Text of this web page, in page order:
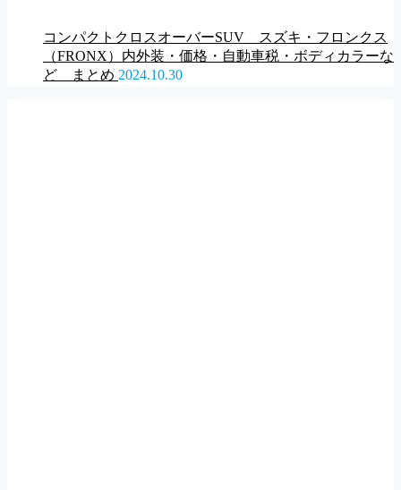
コンパクトクロスオーバーSUV スズキ・フロンクス
（FRONX）内外装・価格・自動車税・ボディカラーな
ど まとめ 2024.10.30